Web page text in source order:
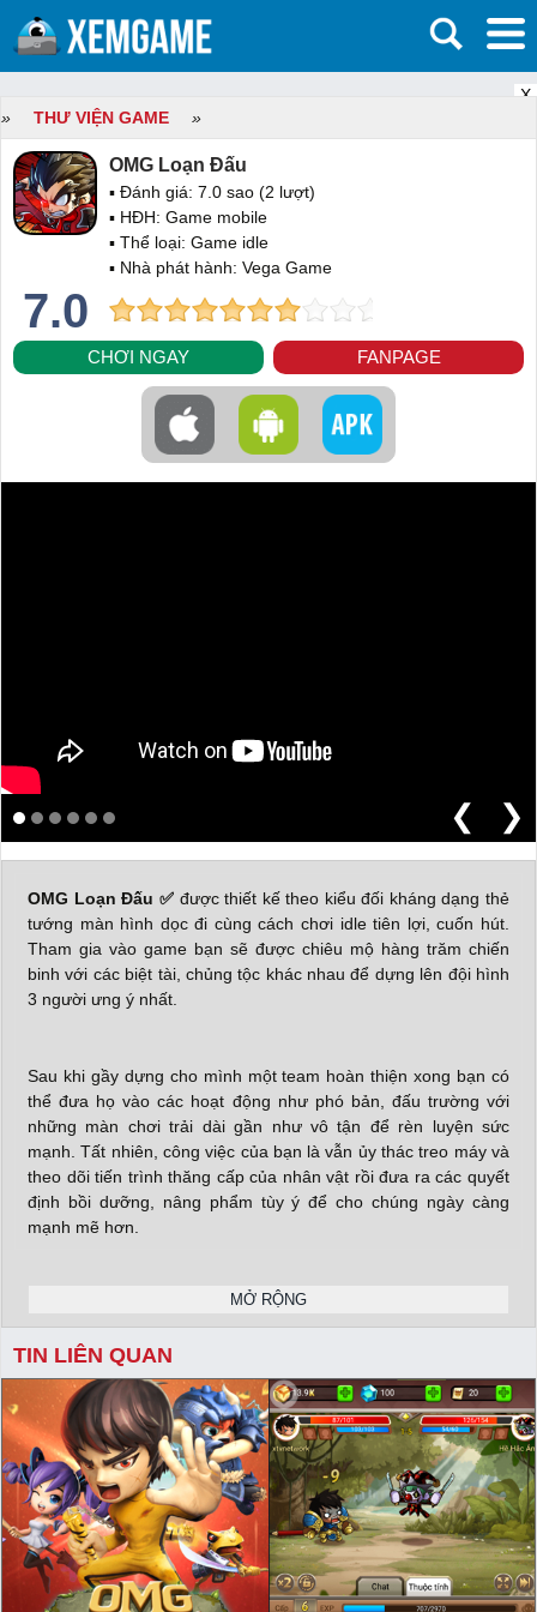
X
»
THƯ VIỆN GAME »
OMG Loạn Đấu
▪ Đánh giá: 7.0 sao (2 lượt)
▪ HĐH: Game mobile
▪ Thể loại: Game idle
▪ Nhà phát hành: Vega Game
7.0
CHƠI NGAY FANPAGE
❮ ❯
OMG Loạn Đấu ✅ được thiết kế theo kiểu đối kháng dạng thẻ
tướng màn hình dọc đi cùng cách chơi idle tiên lợi, cuốn hút.
Tham gia vào game bạn sẽ được chiêu mộ hàng trăm chiến
binh với các biệt tài, chủng tộc khác nhau để dựng lên đội hình
3 người ưng ý nhất.
Sau khi gầy dựng cho mình một team hoàn thiện xong bạn có
thể đưa họ vào các hoạt động như phó bản, đấu trường với
những màn chơi trải dài gần như vô tận để rèn luyện sức
mạnh. Tất nhiên, công việc của bạn là vẫn ủy thác treo máy và
theo dõi tiến trình thăng cấp của nhân vật rồi đưa ra các quyết
định bồi dưỡng, nâng phẩm tùy ý để cho chúng ngày càng
mạnh mẽ hơn.
Đặc biệt sức hút của OMG Loạn Đấu Mobile phải kể tới phong
cách hình ảnh kiểu chibi vui nhộn. Đi kèm đó là các hoạt cảnh
chiến đấu, mô phỏng kỹ năng vô cùng đẹp mắt. Dù vậy độ hay
và sức hấp dẫn của game lại nằm ở việc tạo ra hàng trăm kỹ
năng chủ động, bị động khác nhau để bạn chọn mix ra bộ 6 kỹ
năng cho một nhân vật bất kỳ sử dụng. Từ đó bạn có thể tùy
biến hướng xây dựng nhân vật, trận hình để tạo ra thế combo
skill siêu dị của bản thân.
X
MỞ RỘNG
TIN LIÊN QUAN